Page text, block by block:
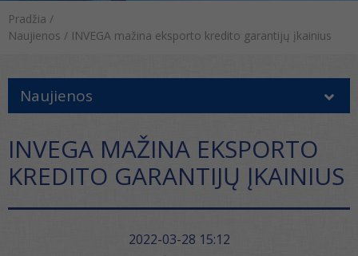
Pradžia /
Naujienos / INVEGA mažina eksporto kredito garantijų įkainius
Naujienos
INVEGA MAŽINA EKSPORTO
KREDITO GARANTIJŲ ĮKAINIUS
2022-03-28 15:12